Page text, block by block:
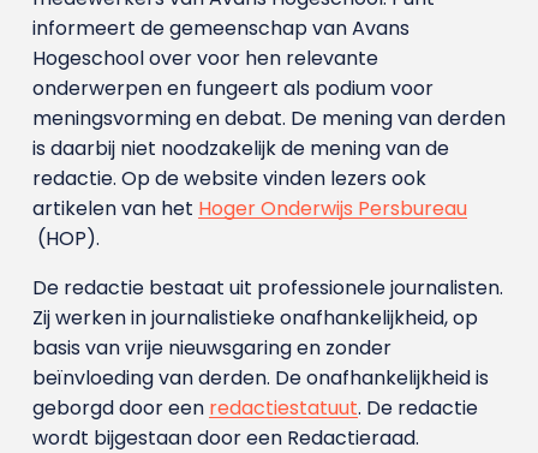
informeert de gemeenschap van Avans
Hogeschool over voor hen relevante
onderwerpen en fungeert als podium voor
meningsvorming en debat. De mening van derden
is daarbij niet noodzakelijk de mening van de
redactie. Op de website vinden lezers ook
artikelen van het Hoger Onderwijs Persbureau
(HOP).
De redactie bestaat uit professionele journalisten.
Zij werken in journalistieke onafhankelijkheid, op
basis van vrije nieuwsgaring en zonder
beïnvloeding van derden. De onafhankelijkheid is
geborgd door een redactiestatuut. De redactie
wordt bijgestaan door een Redactieraad.